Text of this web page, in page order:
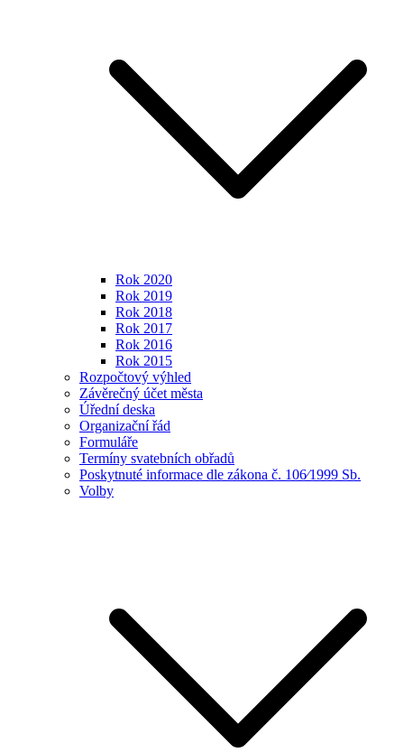
Rok 2020
Rok 2019
Rok 2018
Rok 2017
Rok 2016
Rok 2015
Rozpočtový výhled
Závěrečný účet města
Úřední deska
Organizační řád
Formuláře
Termíny svatebních obřadů
Poskytnuté informace dle zákona č. 106⁄1999 Sb.
Volby